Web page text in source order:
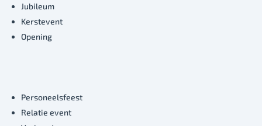
Jubileum
Kerstevent
Opening
Personeelsfeest
Relatie event